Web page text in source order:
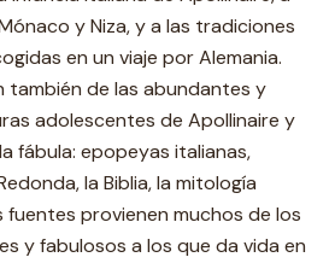
y Niza, y a las tradiciones
en un viaje por Alemania.
también de las abundantes y
adolescentes de Apollinaire y
fábula: epopeyas italianas,
la Biblia, la mitología
fuentes provienen muchos de los
y fabulosos a los que da vida en